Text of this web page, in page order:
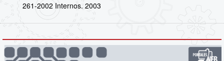
261-2002 Internos. 2003